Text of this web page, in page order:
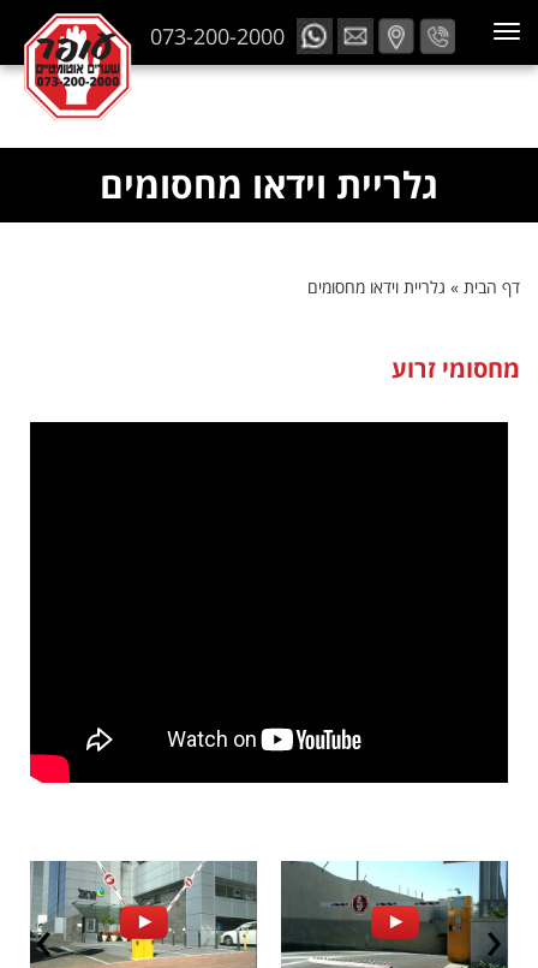
073-200-2000
גלריית וידאו מחסומים
דף הבית » גלריית וידאו מחסומים
מחסומי זרוע